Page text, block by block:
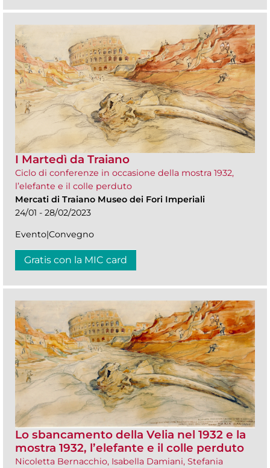
I Martedì da Traiano
Ciclo di conferenze in occasione della mostra 1932,
l’elefante e il colle perduto
Mercati di Traiano Museo dei Fori Imperiali
24/01 - 28/02/2023
Evento|Convegno
Gratis con la MIC card
Lo sbancamento della Velia nel 1932 e la
mostra 1932, l’elefante e il colle perduto
Nicoletta Bernacchio, Isabella Damiani, Stefania